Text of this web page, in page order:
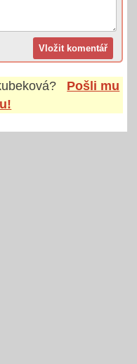
?
Pošli mu